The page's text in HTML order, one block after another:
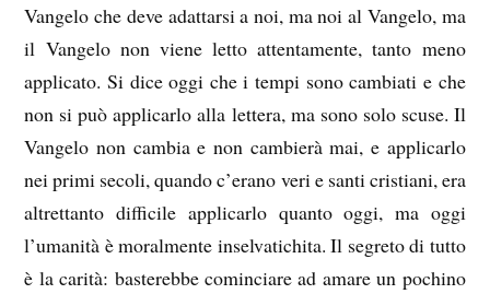
Vangelo che deve adattarsi a noi, ma noi al Vangelo, ma
il Vangelo non viene letto attentamente, tanto meno
applicato. Si dice oggi che i tempi sono cambiati e che
non si può applicarlo alla lettera, ma sono solo scuse. Il
Vangelo non cambia e non cambierà mai, e applicarlo
nei primi secoli, quando c’erano veri e santi cristiani, era
altrettanto difficile applicarlo quanto oggi, ma oggi
l’umanità è moralmente inselvatichita. Il segreto di tutto
è la carità: basterebbe cominciare ad amare un pochino